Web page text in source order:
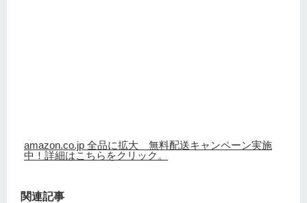
amazon.co.jp 全品に拡大 無料配送キャンペーン実施
中！詳細はこちらをクリック。
関連記事